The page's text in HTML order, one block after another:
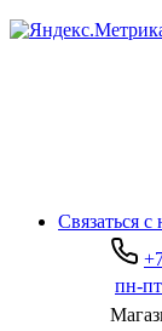
Связаться с
пн-